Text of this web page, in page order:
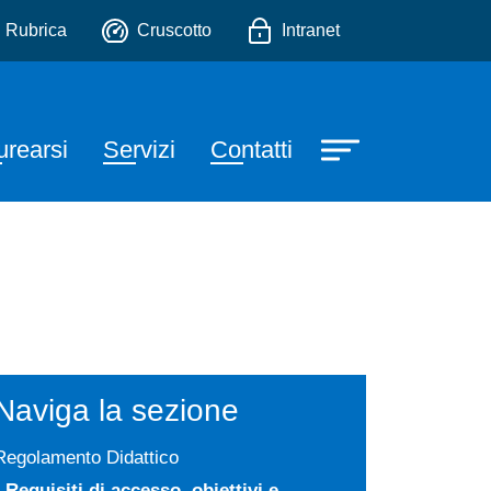
alla professione
Rubrica Cruscotto Intranet
Servizi Contatti
la sezione
Didattico